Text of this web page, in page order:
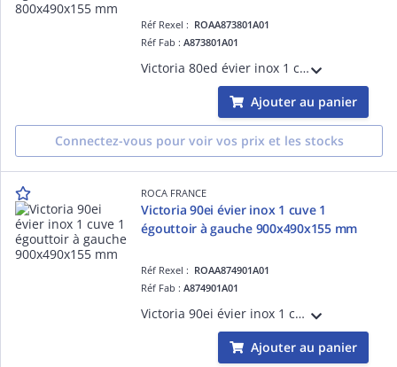
Réf Rexel : ROAA873801A01
Réf Fab :A873801A01
Victoria 80ed évier inox 1 cuve 1 égouttoir à droite 800x490x155 mm
Ajouter au panier
Connectez-vous pour voir vos prix et les stocks
ROCA FRANCE
Victoria 90ei évier inox 1 cuve 1
égouttoir à gauche 900x490x155 mm
Réf Rexel : ROAA874901A01
Réf Fab :A874901A01
Victoria 90ei évier inox 1 cuve 1 égouttoir à gauche 900x490x155 mm
Ajouter au panier